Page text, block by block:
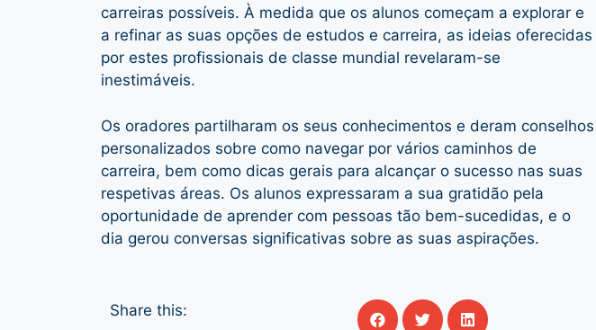
carreiras possíveis. À medida que os alunos começam a explorar e
a refinar as suas opções de estudos e carreira, as ideias oferecidas
por estes profissionais de classe mundial revelaram-se
inestimáveis.
Os oradores partilharam os seus conhecimentos e deram conselhos
personalizados sobre como navegar por vários caminhos de
carreira, bem como dicas gerais para alcançar o sucesso nas suas
respetivas áreas. Os alunos expressaram a sua gratidão pela
oportunidade de aprender com pessoas tão bem-sucedidas, e o
dia gerou conversas significativas sobre as suas aspirações.
Share this: